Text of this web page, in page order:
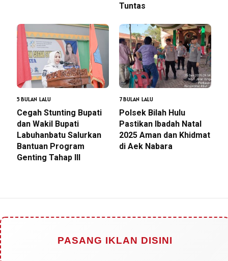
Tuntas
5 BULAN LALU
Cegah Stunting Bupati
dan Wakil Bupati
Labuhanbatu Salurkan
Bantuan Program
Genting Tahap III
7 BULAN LALU
Polsek Bilah Hulu
Pastikan Ibadah Natal
2025 Aman dan Khidmat
di Aek Nabara
PASANG IKLAN DISINI